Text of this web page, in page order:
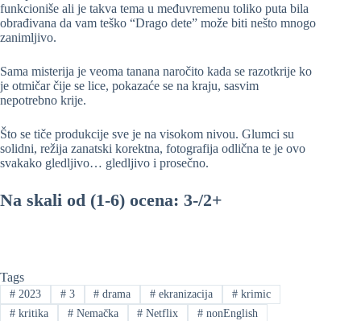
funkcioniše ali je takva tema u međuvremenu toliko puta bila
obrađivana da vam teško “Drago dete” može biti nešto mnogo
zanimljivo.
Sama misterija je veoma tanana naročito kada se razotkrije ko
je otmičar čije se lice, pokazaće se na kraju, sasvim
nepotrebno krije.
Što se tiče produkcije sve je na visokom nivou. Glumci su
solidni, režija zanatski korektna, fotografija odlična te je ovo
svakako gledljivo… gledljivo i prosečno.
Na skali od (1-6) ocena: 3-/2+
Tags
#2023 #3 # drama # ekranizacija # krimic
#kritika #Nemačka # Netflix # nonEnglish